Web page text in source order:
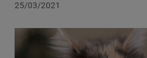
25/03/2021